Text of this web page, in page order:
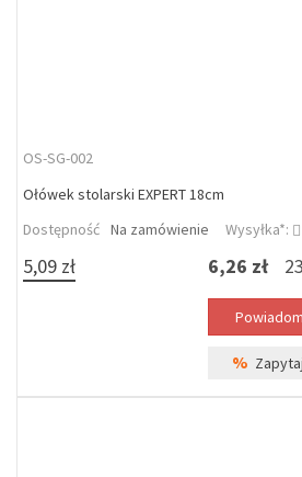
OS-SG-002
Ołówek stolarski EXPERT 18cm
Dostępność Na zamówienie Wysyłka*:
5,09 zł 6,26 zł
%